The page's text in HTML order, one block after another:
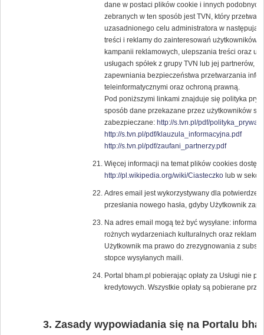
dane w postaci plików cookie i innych
zebranych w ten sposób jest TVN, który
uzasadnionego celu administratora w
treści i reklamy do zainteresowań
kampanii reklamowych, ulepszania treści oraz
usługach spółek z grupy TVN lub jej partnerów,
zapewniania bezpieczeństwa przetwarzania
teleinformatycznymi oraz ochroną prawną.
Pod poniższymi linkami znajduje się polityka
sposób dane przekazane przez użytkowników
zabezpieczane: http://s.tvn.pl/pdf/
http://s.tvn.pl/pdf/klauzula_informacyjna.pdf
http://s.tvn.pl/pdf/zaufani_partnerzy.pdf
Więcej informacji na temat plików cookies
http://pl.wikipedia.org/wiki/Ciasteczkolub w sekcji
Adres email jest wykorzystywany dla
przesłania nowego hasła, gdyby Użytkownik
Na adres email mogą też być wysyłane:
rożnych wydarzeniach kulturalnych oraz reklamy
Użytkownik ma prawo do zrezygnowania z
stopce wysyłanych maili.
Portal bham.pl pobierając opłaty za Usługi nie
kredytowych. Wszystkie opłaty są pobierane
Zasady wypowiadania się na Portalu